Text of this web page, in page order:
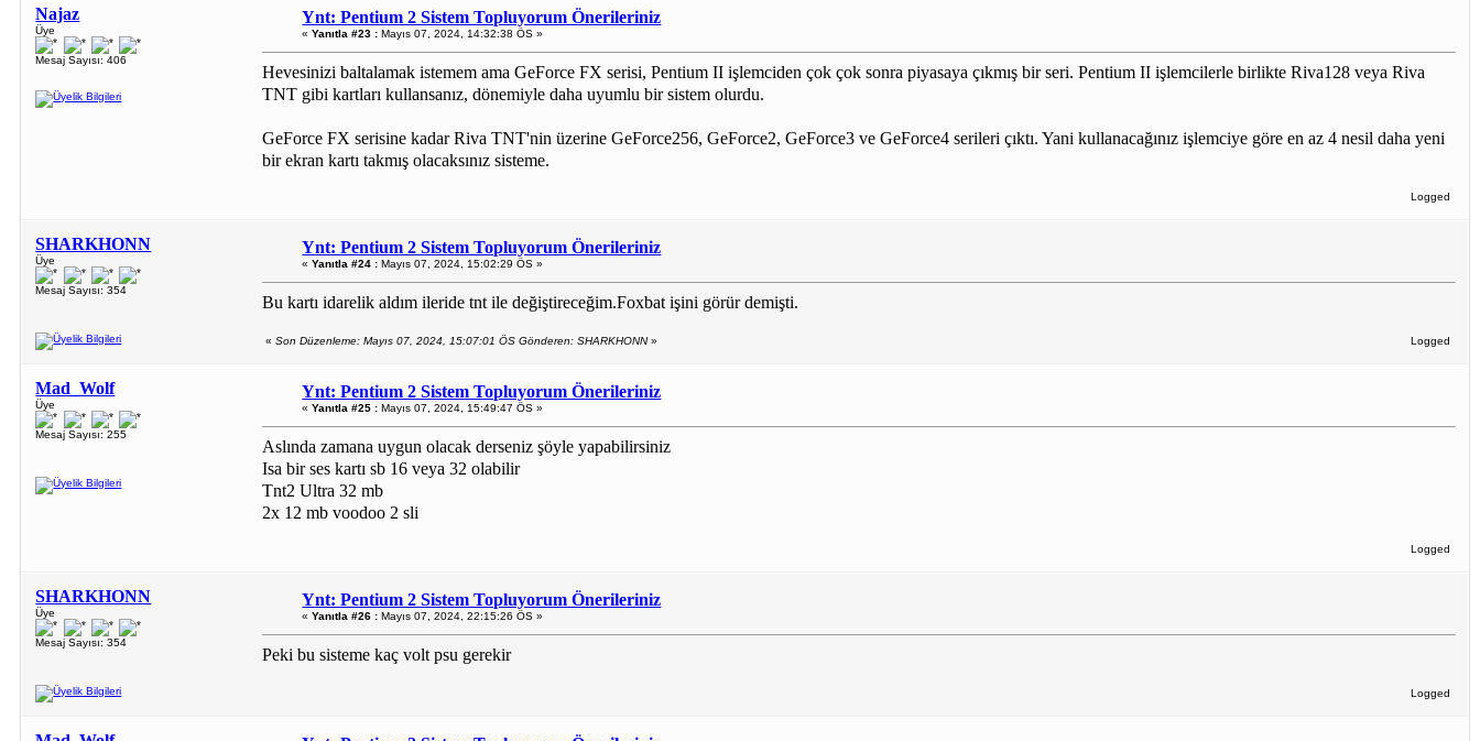
Najaz
Üye
Mesaj Sayısı: 406
Ynt: Pentium 2 Sistem Topluyorum Önerileriniz
«Yanıtla #23 : Mayıs 07, 2024, 14:32:38 ÖS »
Hevesinizi baltalamak istemem ama GeForce FX serisi, Pentium II işlemciden çok çok sonra piyasaya çıkmış bir seri. Pentium II işlemcilerle birlikte Riva128 veya Riva
TNT gibi kartları kullansanız, dönemiyle daha uyumlu bir sistem olurdu.
GeForce FX serisine kadar Riva TNT'nin üzerine GeForce256, GeForce2, GeForce3 ve GeForce4 serileri çıktı. Yani kullanacağınız işlemciye göre en az 4 nesil daha yeni
bir ekran kartı takmış olacaksınız sisteme.
Logged
SHARKHONN
Üye
Mesaj Sayısı: 354
Ynt: Pentium 2 Sistem Topluyorum Önerileriniz
«Yanıtla #24 : Mayıs 07, 2024, 15:02:29 ÖS »
Bu kartı idarelik aldım ileride tnt ile değiştireceğim.Foxbat işini görür demişti.
«Son Düzenleme: Mayıs 07, 2024, 15:07:01 ÖS Gönderen: SHARKHONN» Logged
Mad_Wolf
Üye
Mesaj Sayısı: 255
Ynt: Pentium 2 Sistem Topluyorum Önerileriniz
«Yanıtla #25 : Mayıs 07, 2024, 15:49:47 ÖS »
Aslında zamana uygun olacak derseniz şöyle yapabilirsiniz
Isa bir ses kartı sb 16 veya 32 olabilir
Tnt2 Ultra 32 mb
2x 12 mb voodoo 2 sli
Logged
SHARKHONN
Üye
Mesaj Sayısı: 354
Ynt: Pentium 2 Sistem Topluyorum Önerileriniz
«Yanıtla #26 : Mayıs 07, 2024, 22:15:26 ÖS »
Peki bu sisteme kaç volt psu gerekir
Logged